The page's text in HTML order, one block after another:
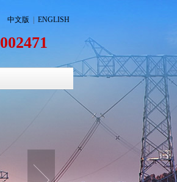
中文版 ENGLISH
002471